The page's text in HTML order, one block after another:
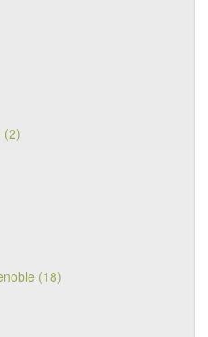
(2)
(18)